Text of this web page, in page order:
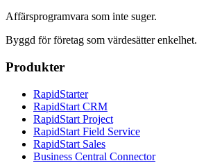
Affärsprogramvara som inte suger.
Byggd för företag som värdesätter enkelhet.
Produkter
RapidStarter
RapidStart CRM
RapidStart Project
RapidStart Field Service
RapidStart Sales
Business Central Connector